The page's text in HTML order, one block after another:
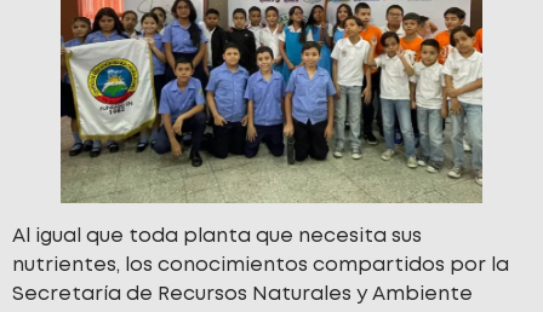
Al igual que toda planta que necesita sus
nutrientes, los conocimientos compartidos por la
Secretaría de Recursos Naturales y Ambiente